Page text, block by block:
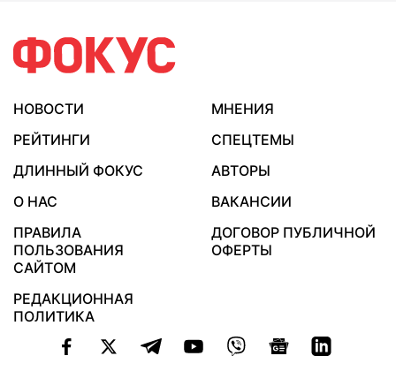
НОВОСТИ
МНЕНИЯ
РЕЙТИНГИ
СПЕЦТЕМЫ
ДЛИННЫЙ ФОКУС
АВТОРЫ
О НАС
ВАКАНСИИ
ПРАВИЛА
ПОЛЬЗОВАНИЯ
САЙТОМ
ДОГОВОР ПУБЛИЧНОЙ
ОФЕРТЫ
РЕДАКЦИОННАЯ
ПОЛИТИКА